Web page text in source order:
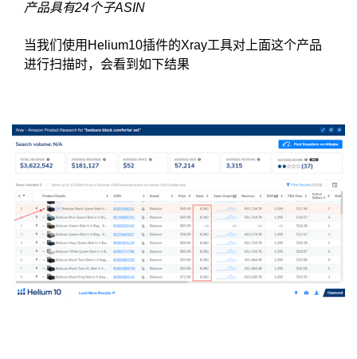
产品具有24个子ASIN
当我们使用Helium10插件的Xray工具对上面这个产品
进行扫描时，会看到如下结果